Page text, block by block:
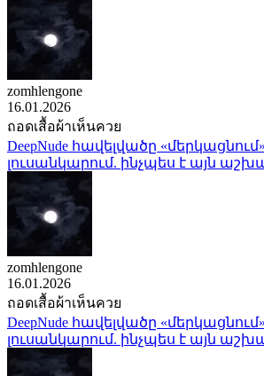
zomhlengone
16.01.2026
ถอดเสื้อผ้าเห็นควย
DeepNude հավելվածը
լուսանկարում. ինչպես է այն
zomhlengone
16.01.2026
ถอดเสื้อผ้าเห็นควย
DeepNude հավելվածը
լուսանկարում. ինչպես է այն